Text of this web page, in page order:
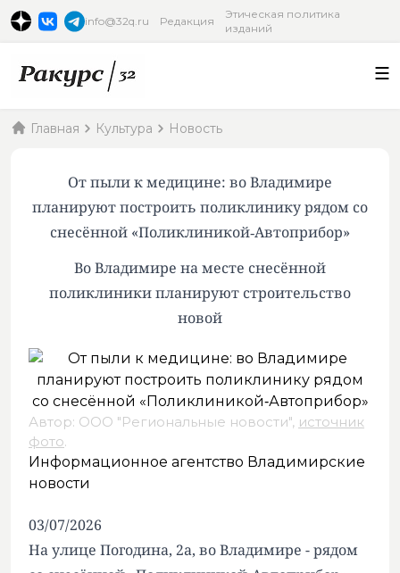
info@32q.ru Редакция
Этическая политика
изданий
Главная Культура Новость
От пыли к медицине: во Владимире
планируют построить поликлинику рядом со
снесённой «Поликлиникой‑Автоприбор»
Во Владимире на месте снесённой
поликлиники планируют строительство
новой
Автор: ООО "Региональные новости", источник
фото.
Информационное агентство Владимирские
новости
03/07/2026
На улице Погодина, 2а, во Владимире - рядом